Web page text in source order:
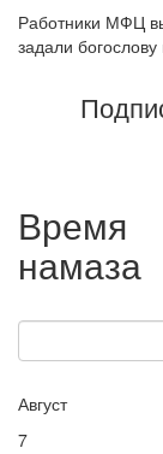
Работники МФЦ
задали
Время
намаза
Август
7